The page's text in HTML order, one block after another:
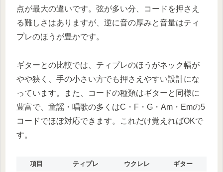
点が最大の違いです。弦が多い分、コードを押さえ
る難しさはありますが、逆に音の厚みと音量はティ
プレのほうが豊かです。
ギターとの比較では、ティプレのほうがネック幅が
やや狭く、手の小さい方でも押さえやすい設計にな
っています。また、コードの種類はギターと同様に
豊富で、童謡・唱歌の多くはC・F・G・Am・Emの5
コードでほぼ対応できます。これだけ覚えればOKで
す。
項目 ティプレ ウクレレ
ギター